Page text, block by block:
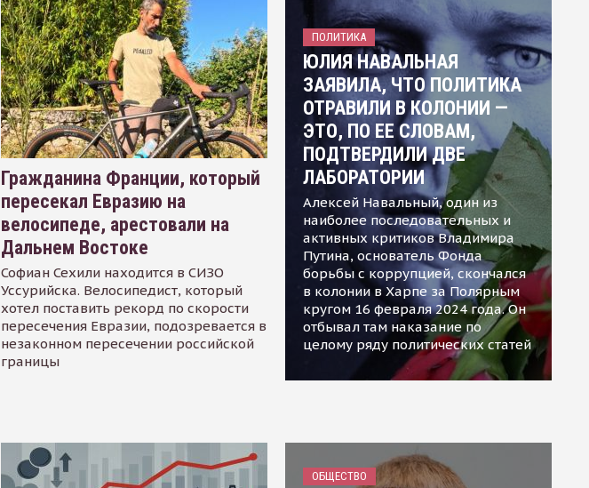
Гражданина Франции, который
пересекал Евразию на
велосипеде, арестовали на
Дальнем Востоке
Софиан Сехили находится в СИЗО
Уссурийска. Велосипедист, который
хотел поставить рекорд по скорости
пересечения Евразии, подозревается в
незаконном пересечении российской
границы
ПОЛИТИКА
ЮЛИЯ НАВАЛЬНАЯ
ЗАЯВИЛА, ЧТО ПОЛИТИКА
ОТРАВИЛИ В КОЛОНИИ —
ЭТО, ПО ЕЕ СЛОВАМ,
ПОДТВЕРДИЛИ ДВЕ
ЛАБОРАТОРИИ
Алексей Навальный, один из
наиболее последовательных и
активных критиков Владимира
Путина, основатель Фонда
борьбы с коррупцией, скончался
в колонии в Харпе за Полярным
кругом 16 февраля 2024 года. Он
отбывал там наказание по
целому ряду политических статей
ОБЩЕСТВО